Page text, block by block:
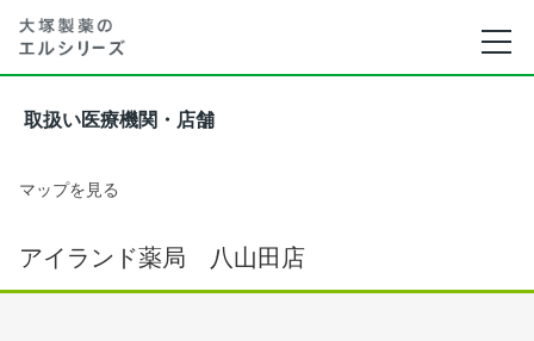
取扱い医療機関・店舗
マップを見る
アイランド薬局 八山田店